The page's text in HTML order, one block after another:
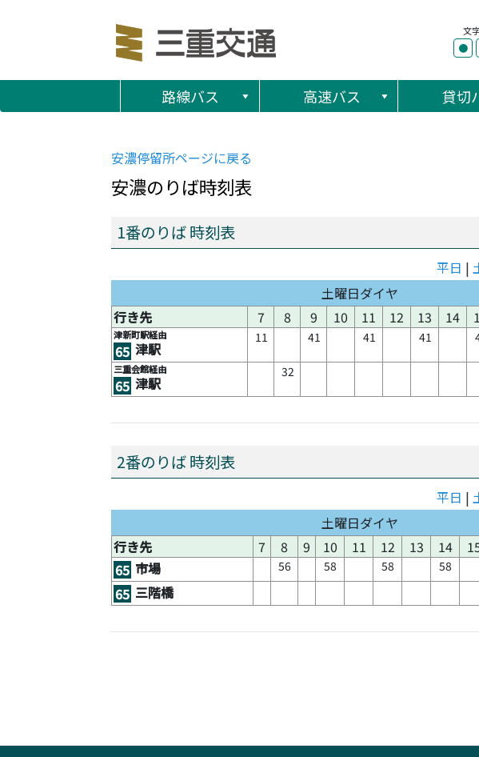
文
●
路線バス 高速バス 貸切
安濃停留所ページに戻る
安濃のりば時刻表
1番のりば 時刻表
平日 |
土曜日ダイヤ
行き先
7 8 9 10 11 12 13 14
津新町駅経由
65 津駅
11 41 41 41
三重会館経由
65 津駅
32
2番のりば 時刻表
平日 |
土曜日ダイヤ
行き先
7 8 9 10 11 12 13 14
65 市場 56 58 58 58
65 三階橋